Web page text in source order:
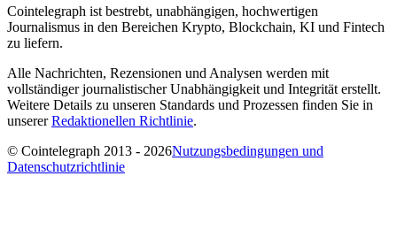
Cointelegraph ist bestrebt, unabhängigen, hochwertigen
Journalismus in den Bereichen Krypto, Blockchain, KI und Fintech
zu liefern.
Alle Nachrichten, Rezensionen und Analysen werden mit
vollständiger journalistischer Unabhängigkeit und Integrität erstellt.
Weitere Details zu unseren Standards und Prozessen finden Sie in
unsererRedaktionellen Richtlinie.
© Cointelegraph 2013 - 2026Nutzungsbedingungen und
Datenschutzrichtlinie